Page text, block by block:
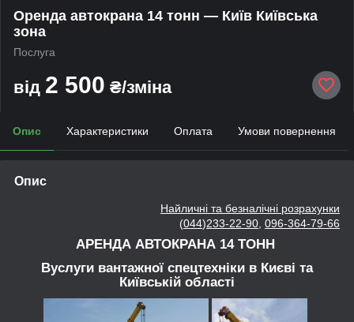
Оренда автокрана 14 тонн — Київ Київська
зона
Послуга
від 2 500 ₴/зміна
Опис Характеристики Оплата Умови повернення
Опис
Найличні та безналічні розрахунки
(044)233-22-90 096-364-79-66
АРЕНДА АВТОКРАНА 14 ТОНН
Вуслуги вантажної спецтехніки в Києві та
Київській області